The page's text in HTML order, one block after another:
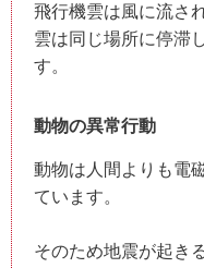
飛行機雲は風に流さ
雲は同じ場所に停滞
す。
動物の異常行動
動物は人間よりも電
ています。
そのため地震が起き